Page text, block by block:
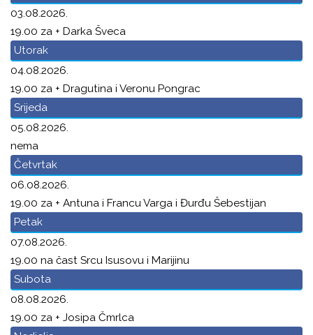
03.08.2026.
19.00 za + Darka Šveca
Utorak
04.08.2026.
19.00 za + Dragutina i Veronu Pongrac
Srijeda
05.08.2026.
nema
Četvrtak
06.08.2026.
19.00 za + Antuna i Francu Varga i Đurđu Šebestijan
Petak
07.08.2026.
19.00 na čast Srcu Isusovu i Marijinu
Subota
08.08.2026.
19.00 za + Josipa Čmrlca